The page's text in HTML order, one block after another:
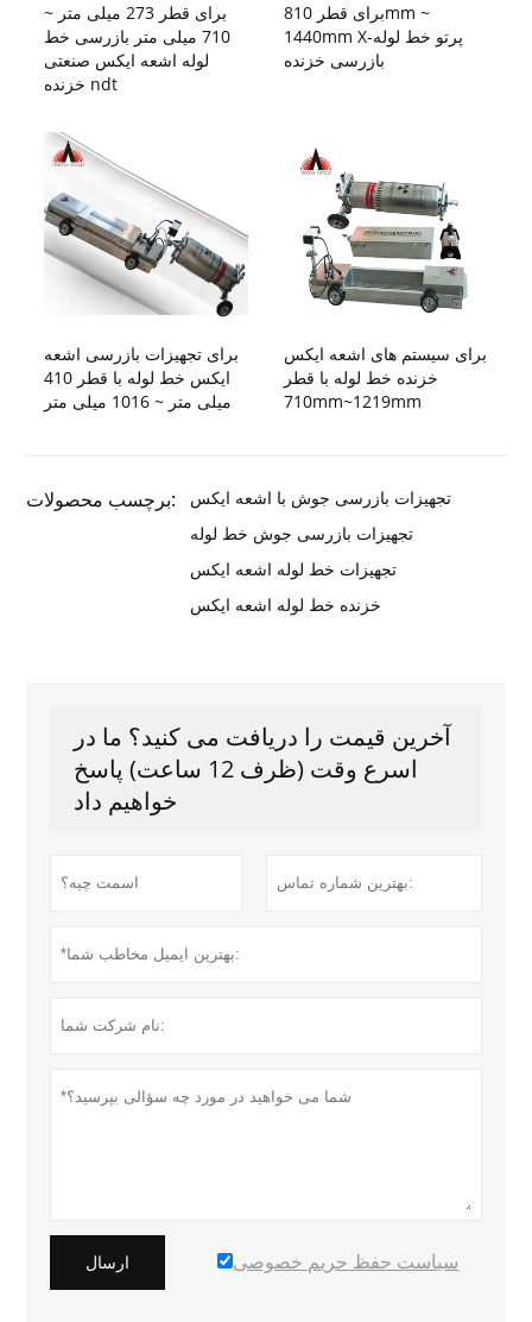
برای قطر 273 میلی متر ~
710 میلی متر بازرسی خط
لوله اشعه ایکس صنعتی
خزنده ndt
برای قطر 810mm ~
1440mm X-پرتو خط لوله
بازرسی خزنده
برای تجهیزات بازرسی اشعه
ایکس خط لوله با قطر 410
میلی متر ~ 1016 میلی متر
برای سیستم های اشعه ایکس
خزنده خط لوله با قطر
710mm~1219mm
برچسب محصولات:
تجهیزات بازرسی جوش با اشعه ایکس
تجهیزات بازرسی جوش خط لوله
تجهیزات خط لوله اشعه ایکس
خزنده خط لوله اشعه ایکس
آخرین قیمت را دریافت می کنید؟ ما در
اسرع وقت (ظرف 12 ساعت) پاسخ
خواهیم داد
ارسال سیاست حفظ حریم خصوصی